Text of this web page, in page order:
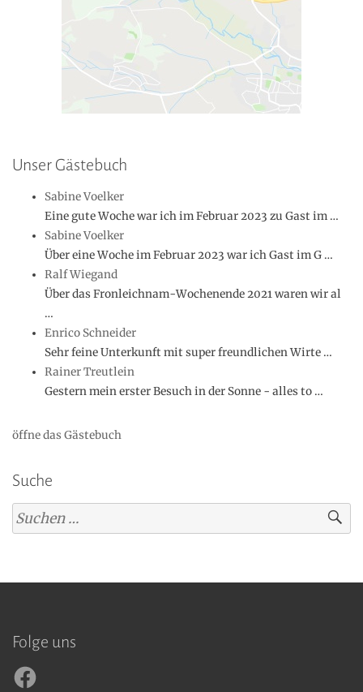
Unser Gästebuch
Sabine Voelker
Eine gute Woche war ich im Februar 2023 zu Gast im …
Sabine Voelker
Über eine Woche im Februar 2023 war ich Gast im G …
Ralf Wiegand
Über das Fronleichnam-Wochenende 2021 waren wir al
…
Enrico Schneider
Sehr feine Unterkunft mit super freundlichen Wirte …
Rainer Treutlein
Gestern mein erster Besuch in der Sonne - alles to …
öffne das Gästebuch
Suche
Suchen
nach:
Folge uns
Facebook